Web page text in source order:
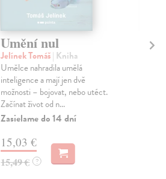
Umění nul
Jelínek Tomáš| Kniha
Umělce nahradila umělá
inteligence a mají jen dvě
možnosti – bojovat, nebo utéct.
Začínat život od n...
Zasielame do 14 dní
15,03 €
15,49 € ?